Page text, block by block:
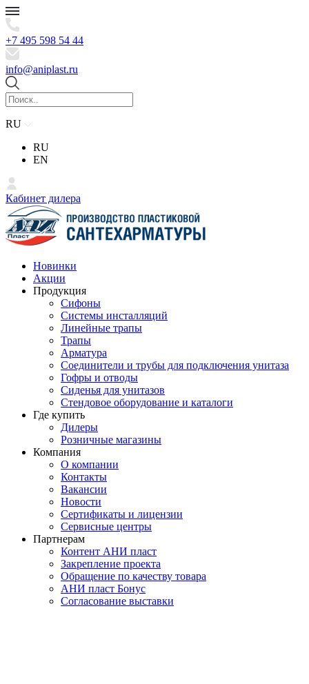
+7 495 598 54 44
info@aniplast.ru
RU
RU
EN
Кабинет дилера
Новинки
Акции
Продукция
Сифоны
Системы инсталляций
Линейные трапы
Трапы
Арматура
Соединители и трубы для подключения унитаза
Гофры и отводы
Сиденья для унитазов
Стендовое оборудование и каталоги
Где купить
Дилеры
Розничные магазины
Компания
О компании
Контакты
Вакансии
Новости
Сертификаты и лицензии
Сервисные центры
Партнерам
Контент АНИ пласт
Закрепление проекта
Обращение по качеству товара
АНИ пласт Бонус
Согласование выставки